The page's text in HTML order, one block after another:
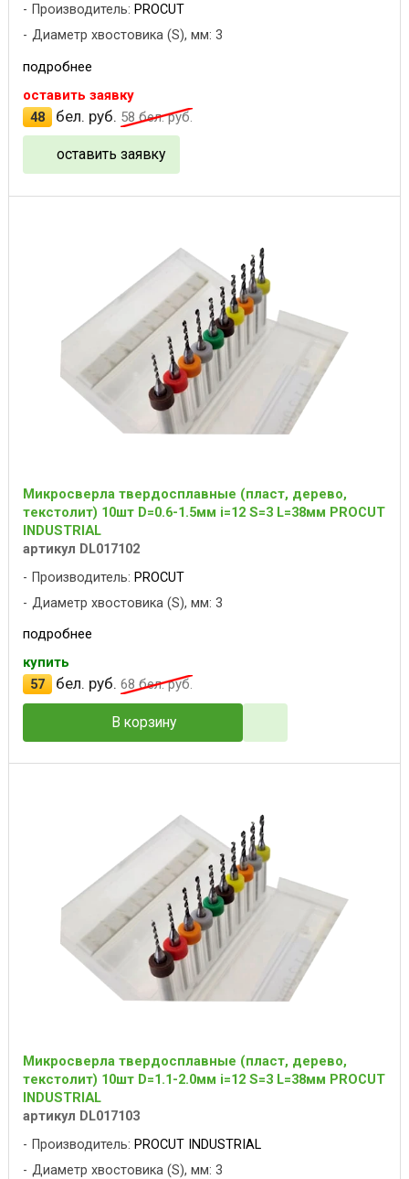
Производитель: PROCUT
Диаметр хвостовика (S), мм: 3
подробнее
оставить заявку
48
бел. руб. 58бел. руб.
оставить заявку
Микросверла твердосплавные (пласт, дерево,
текстолит) 10шт D=0.6-1.5мм i=12 S=3 L=38мм PROCUT
INDUSTRIAL
артикул DL017102
Производитель: PROCUT
Диаметр хвостовика (S), мм: 3
подробнее
купить
57
бел. руб. 68бел. руб.
В корзину
Микросверла твердосплавные (пласт, дерево,
текстолит) 10шт D=1.1-2.0мм i=12 S=3 L=38мм PROCUT
INDUSTRIAL
артикул DL017103
Производитель: PROCUT INDUSTRIAL
Диаметр хвостовика (S), мм: 3